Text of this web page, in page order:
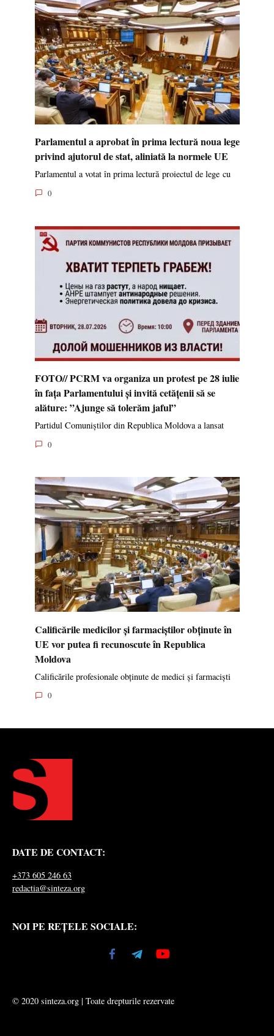
Parlamentul a aprobat în prima lectură noua lege
privind ajutorul de stat, aliniată la normele UE
Parlamentul a votat în prima lectură proiectul de lege cu
0
FOTO// PCRM va organiza un protest pe 28 iulie
în fața Parlamentului și invită cetățenii să se
alăture: ”Ajunge să tolerăm jaful”
Partidul Comuniștilor din Republica Moldova a lansat
0
Calificările medicilor și farmaciștilor obținute în
UE vor putea fi recunoscute în Republica
Moldova
Calificările profesionale obținute de medici și farmaciști
0
DATE DE CONTACT:
+373 605 246 63
redactia@sinteza.org
NOI PE REȚELE SOCIALE:
© 2020 sinteza.org | Toate drepturile rezervate